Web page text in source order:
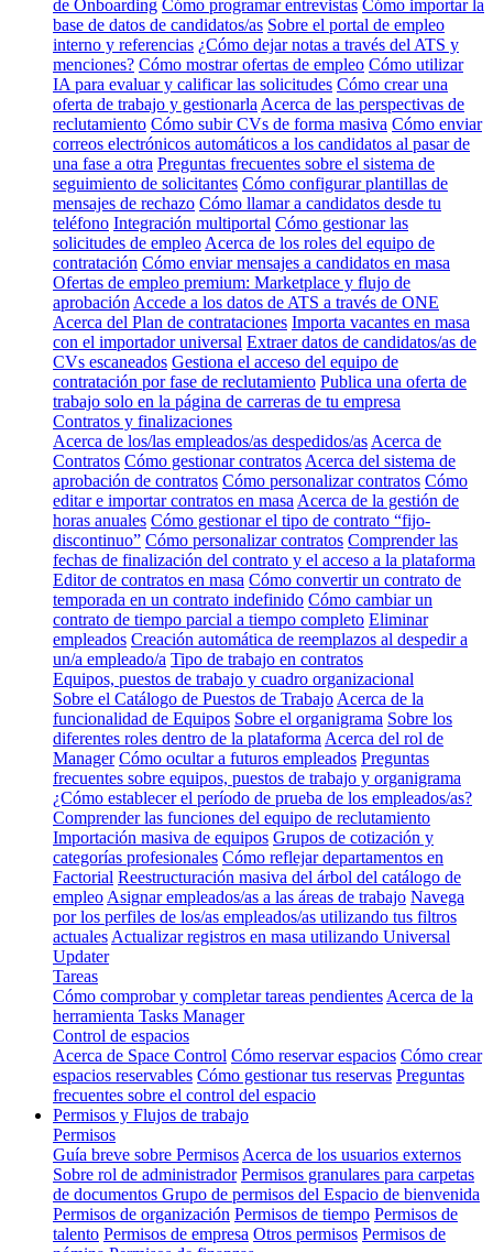
de Onboarding Cómo programar entrevistas Cómo importar la
base de datos de candidatos/as Sobre el portal de empleo
interno y referencias ¿Cómo dejar notas a través del ATS y
menciones? Cómo mostrar ofertas de empleo Cómo utilizar
IA para evaluar y calificar las solicitudes Cómo crear una
oferta de trabajo y gestionarla Acerca de las perspectivas de
reclutamiento Cómo subir CVs de forma masiva Cómo enviar
correos electrónicos automáticos a los candidatos al pasar de
una fase a otra Preguntas frecuentes sobre el sistema de
seguimiento de solicitantes Cómo configurar plantillas de
mensajes de rechazo Cómo llamar a candidatos desde tu
teléfono Integración multiportal Cómo gestionar las
solicitudes de empleo Acerca de los roles del equipo de
contratación Cómo enviar mensajes a candidatos en masa
Ofertas de empleo premium: Marketplace y flujo de
aprobación Accede a los datos de ATS a través de ONE
Acerca del Plan de contrataciones Importa vacantes en masa
con el importador universal Extraer datos de candidatos/as de
CVs escaneados Gestiona el acceso del equipo de
contratación por fase de reclutamiento Publica una oferta de
trabajo solo en la página de carreras de tu empresa
Contratos y finalizaciones
Acerca de los/las empleados/as despedidos/as Acerca de
Contratos Cómo gestionar contratos Acerca del sistema de
aprobación de contratos Cómo personalizar contratos Cómo
editar e importar contratos en masa Acerca de la gestión de
horas anuales Cómo gestionar el tipo de contrato “fijo-
discontinuo” Cómo personalizar contratos Comprender las
fechas de finalización del contrato y el acceso a la plataforma
Editor de contratos en masa Cómo convertir un contrato de
temporada en un contrato indefinido Cómo cambiar un
contrato de tiempo parcial a tiempo completo Eliminar
empleados Creación automática de reemplazos al despedir a
un/a empleado/a Tipo de trabajo en contratos
Equipos, puestos de trabajo y cuadro organizacional
Sobre el Catálogo de Puestos de Trabajo Acerca de la
funcionalidad de Equipos Sobre el organigrama Sobre los
diferentes roles dentro de la plataforma Acerca del rol de
Manager Cómo ocultar a futuros empleados Preguntas
frecuentes sobre equipos, puestos de trabajo y organigrama
¿Cómo establecer el período de prueba de los empleados/as?
Comprender las funciones del equipo de reclutamiento
Importación masiva de equipos Grupos de cotización y
categorías profesionales Cómo reflejar departamentos en
Factorial Reestructuración masiva del árbol del catálogo de
empleo Asignar empleados/as a las áreas de trabajo Navega
por los perfiles de los/as empleados/as utilizando tus filtros
actuales Actualizar registros en masa utilizando Universal
Updater
Tareas
Cómo comprobar y completar tareas pendientes Acerca de la
herramienta Tasks Manager
Control de espacios
Acerca de Space Control Cómo reservar espacios Cómo crear
espacios reservables Cómo gestionar tus reservas Preguntas
frecuentes sobre el control del espacio
Permisos y Flujos de trabajo
Permisos
Guía breve sobre Permisos Acerca de los usuarios externos
Sobre rol de administrador Permisos granulares para carpetas
de documentos Grupo de permisos del Espacio de bienvenida
Permisos de organización Permisos de tiempo Permisos de
talento Permisos de empresa Otros permisos Permisos de